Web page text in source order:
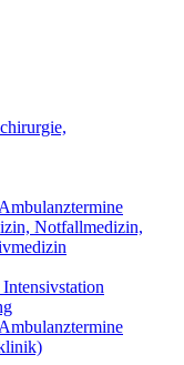
Notfallmedizin,